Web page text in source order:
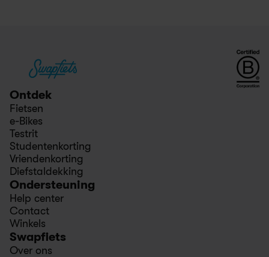
Ontdek
Fietsen
e-Bikes
Testrit
Studentenkorting
Vriendenkorting
Diefstaldekking
Ondersteuning
Help center
Contact
Winkels
Swapfiets
Over ons